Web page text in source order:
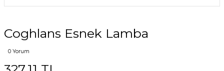
Coghlans Esnek Lamba
0 Yorum